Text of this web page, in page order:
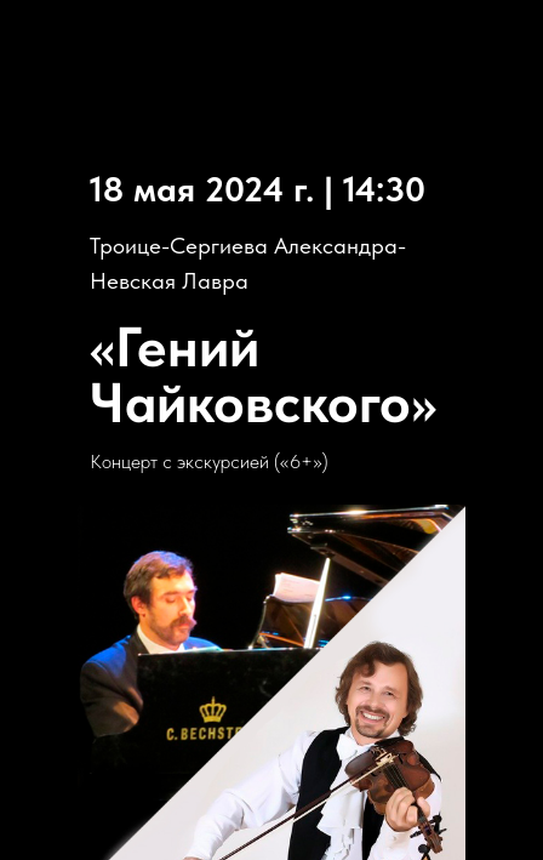
Концерт с экскурсией («6+»)
Троице-Сергиева Александра-
Невская Лавра
18 мая 2024 г. | 14:30
«Гений
Чайковского»